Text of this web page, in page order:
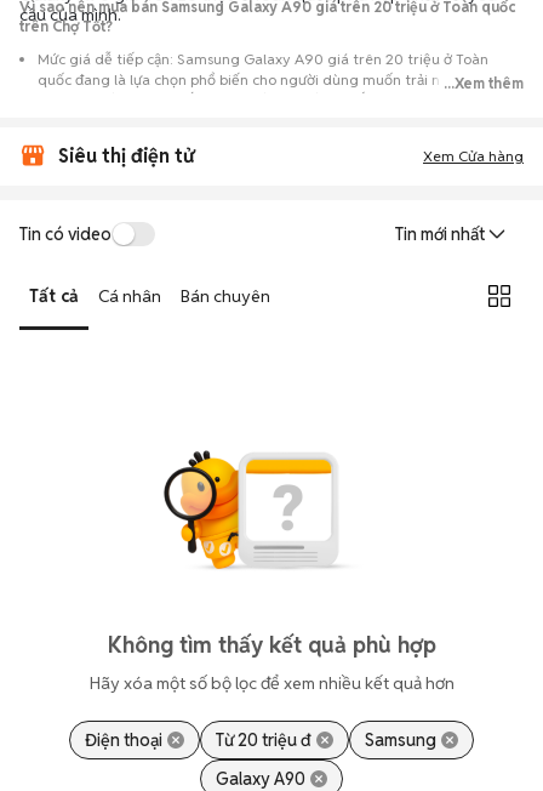
cầu của mình.
Vì sao nên mua bán Samsung Galaxy A90 giá trên 20 triệu ở Toàn quốc
trên Chợ Tốt?
Mức giá dễ tiếp cận: Samsung Galaxy A90 giá trên 20 triệu ở Toàn
quốc đang là lựa chọn phổ biến cho người dùng muốn trải nghiệm dòng
máy này với chi phí thấp hơn so với khi mới ra mắt.
trên 20 triệu ở Toàn quốc từ nhiều cá nhân muốn lên đời máy, mang
đến đa dạng sự lựa chọn về tình trạng bảo hành, hình thức máy và màu
Giao dịch minh bạch: Việc gặp gỡ trực tiếp giúp người mua
...Xem thêm
Siêu thị điện tử Xem Cửa hàng
Tin có video Tin mới nhất
Tất cả Cá nhân Bán chuyên
Không tìm thấy kết quả phù hợp
Hãy xóa một số bộ lọc để xem nhiều kết quả hơn
Điện thoại Từ 20 triệu đ
Samsung
Galaxy A90